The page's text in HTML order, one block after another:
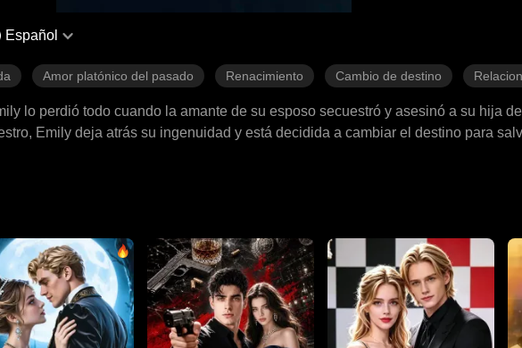
Español
Amor platónico del pasado Renacimiento Cambio de destino
lo perdió todo cuando la amante de su esposo secuestró y asesinó a su hija
Emily deja atrás su ingenuidad y está decidida a cambiar el destino para